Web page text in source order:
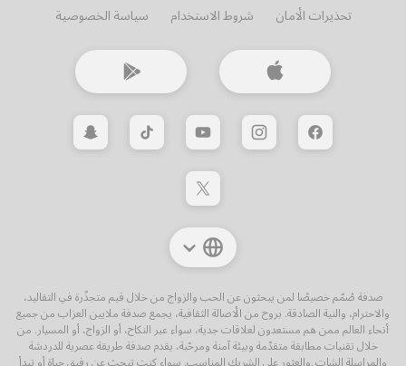
تحذيرات الأمان شروط الاستخدام سياسة الخصوصية
صدفة صُمّم خصيصًا لمن يبحثون عن الحب والزواج من خلال قيم متجذّرة في التقاليد،
والاحترام، والنية الصادقة. بروح من الأصالة الثقافية، يجمع صدفة ملايين العزاب من جميع
أنحاء العالم ممن هم مستعدون لعلاقات جدية، سواء عبر النكاح، أو الزواج، أو المسيار. من
خلال تقنيات مطابقة متقدّمة وبيئة آمنة ومرحّبة، يقدم صدفة طريقة عصرية للدردشة
والمراسلة الشات ,والعثور على الشريك المناسب. سواء كنت تبحث عن رفيق حياة أو تبدأ